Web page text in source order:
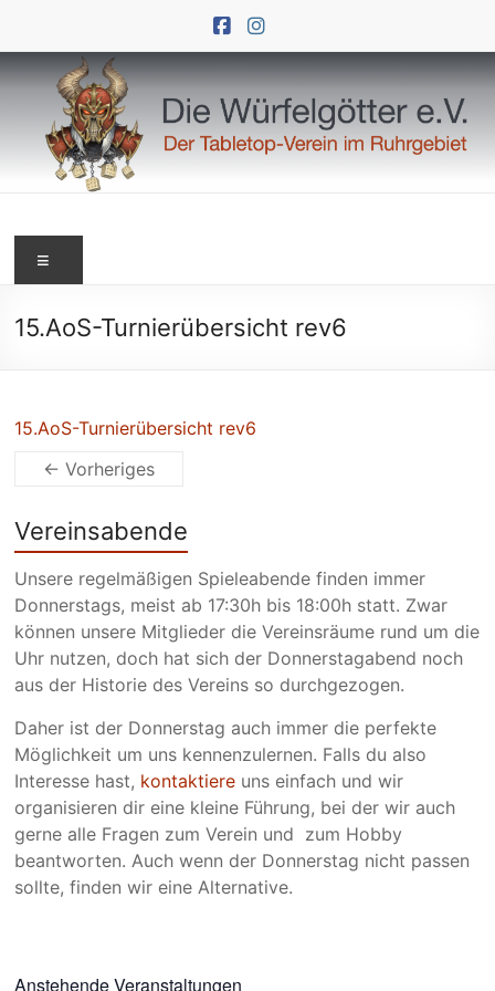
springen
Würfelgötter
e.V.
15.AoS-Turnierübersicht rev6
15.AoS-Turnierübersicht rev6
← Vorheriges
Vereinsabende
Unsere regelmäßigen Spieleabende finden immer
Donnerstags, meist ab 17:30h bis 18:00h statt. Zwar
können unsere Mitglieder die Vereinsräume rund um die
Uhr nutzen, doch hat sich der Donnerstagabend noch
aus der Historie des Vereins so durchgezogen.
Daher ist der Donnerstag auch immer die perfekte
Möglichkeit um uns kennenzulernen. Falls du also
Interesse hast, kontaktiere uns einfach und wir
organisieren dir eine kleine Führung, bei der wir auch
gerne alle Fragen zum Verein und zum Hobby
beantworten. Auch wenn der Donnerstag nicht passen
sollte, finden wir eine Alternative.
Anstehende Veranstaltungen